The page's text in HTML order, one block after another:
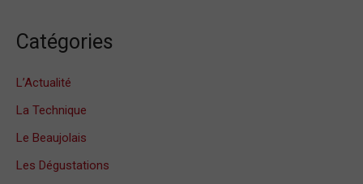
Catégories
L’Actualité
La Technique
Le Beaujolais
Les Dégustations